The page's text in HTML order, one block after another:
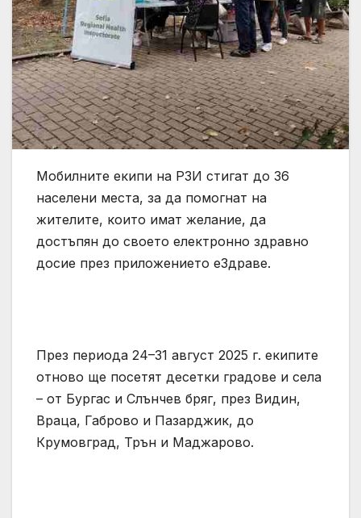
Мобилните екипи на РЗИ стигат до 36
населени места, за да помогнат на
жителите, които имат желание, да
достъпян до своето електронно здравно
досие през приложението еЗдраве.
През периода 24–31 август 2025 г. екипите
отново ще посетят десетки градове и села
– от Бургас и Слънчев бряг, през Видин,
Враца, Габрово и Пазарджик, до
Крумовград, Трън и Маджарово.